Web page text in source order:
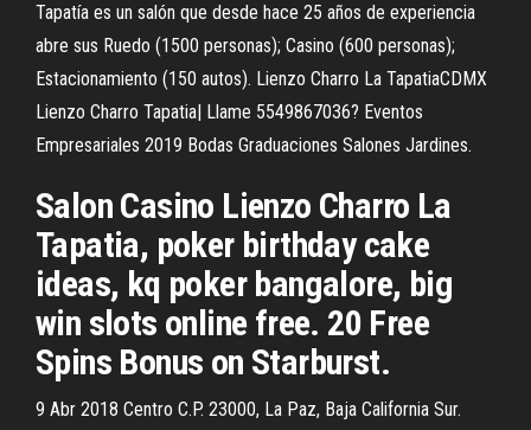
Tapatía es un salón que desde hace 25 años de experiencia
abre sus Ruedo (1500 personas); Casino (600 personas);
Estacionamiento (150 autos). Lienzo Charro La TapatiaCDMX
Lienzo Charro Tapatia| Llame 5549867036? Eventos
Empresariales 2019 Bodas Graduaciones Salones Jardines.
Salon Casino Lienzo Charro La
Tapatia, poker birthday cake
ideas, kq poker bangalore, big
win slots online free. 20 Free
Spins Bonus on Starburst.
9 Abr 2018 Centro C.P. 23000, La Paz, Baja California Sur.